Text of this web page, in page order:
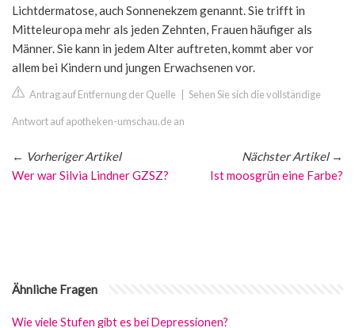
Lichtdermatose, auch Sonnenekzem genannt. Sie trifft in
Mitteleuropa mehr als jeden Zehnten, Frauen häufiger als
Männer. Sie kann in jedem Alter auftreten, kommt aber vor
allem bei Kindern und jungen Erwachsenen vor.
Antrag auf Entfernung der Quelle Sehen Sie sich die vollständige
Antwort auf apotheken-umschau.de an
← Vorheriger Artikel
Wer war Silvia Lindner GZSZ?
Nächster Artikel→
Ist moosgrün eine Farbe?
Ähnliche Fragen
Wie viele Stufen gibt es bei Depressionen?